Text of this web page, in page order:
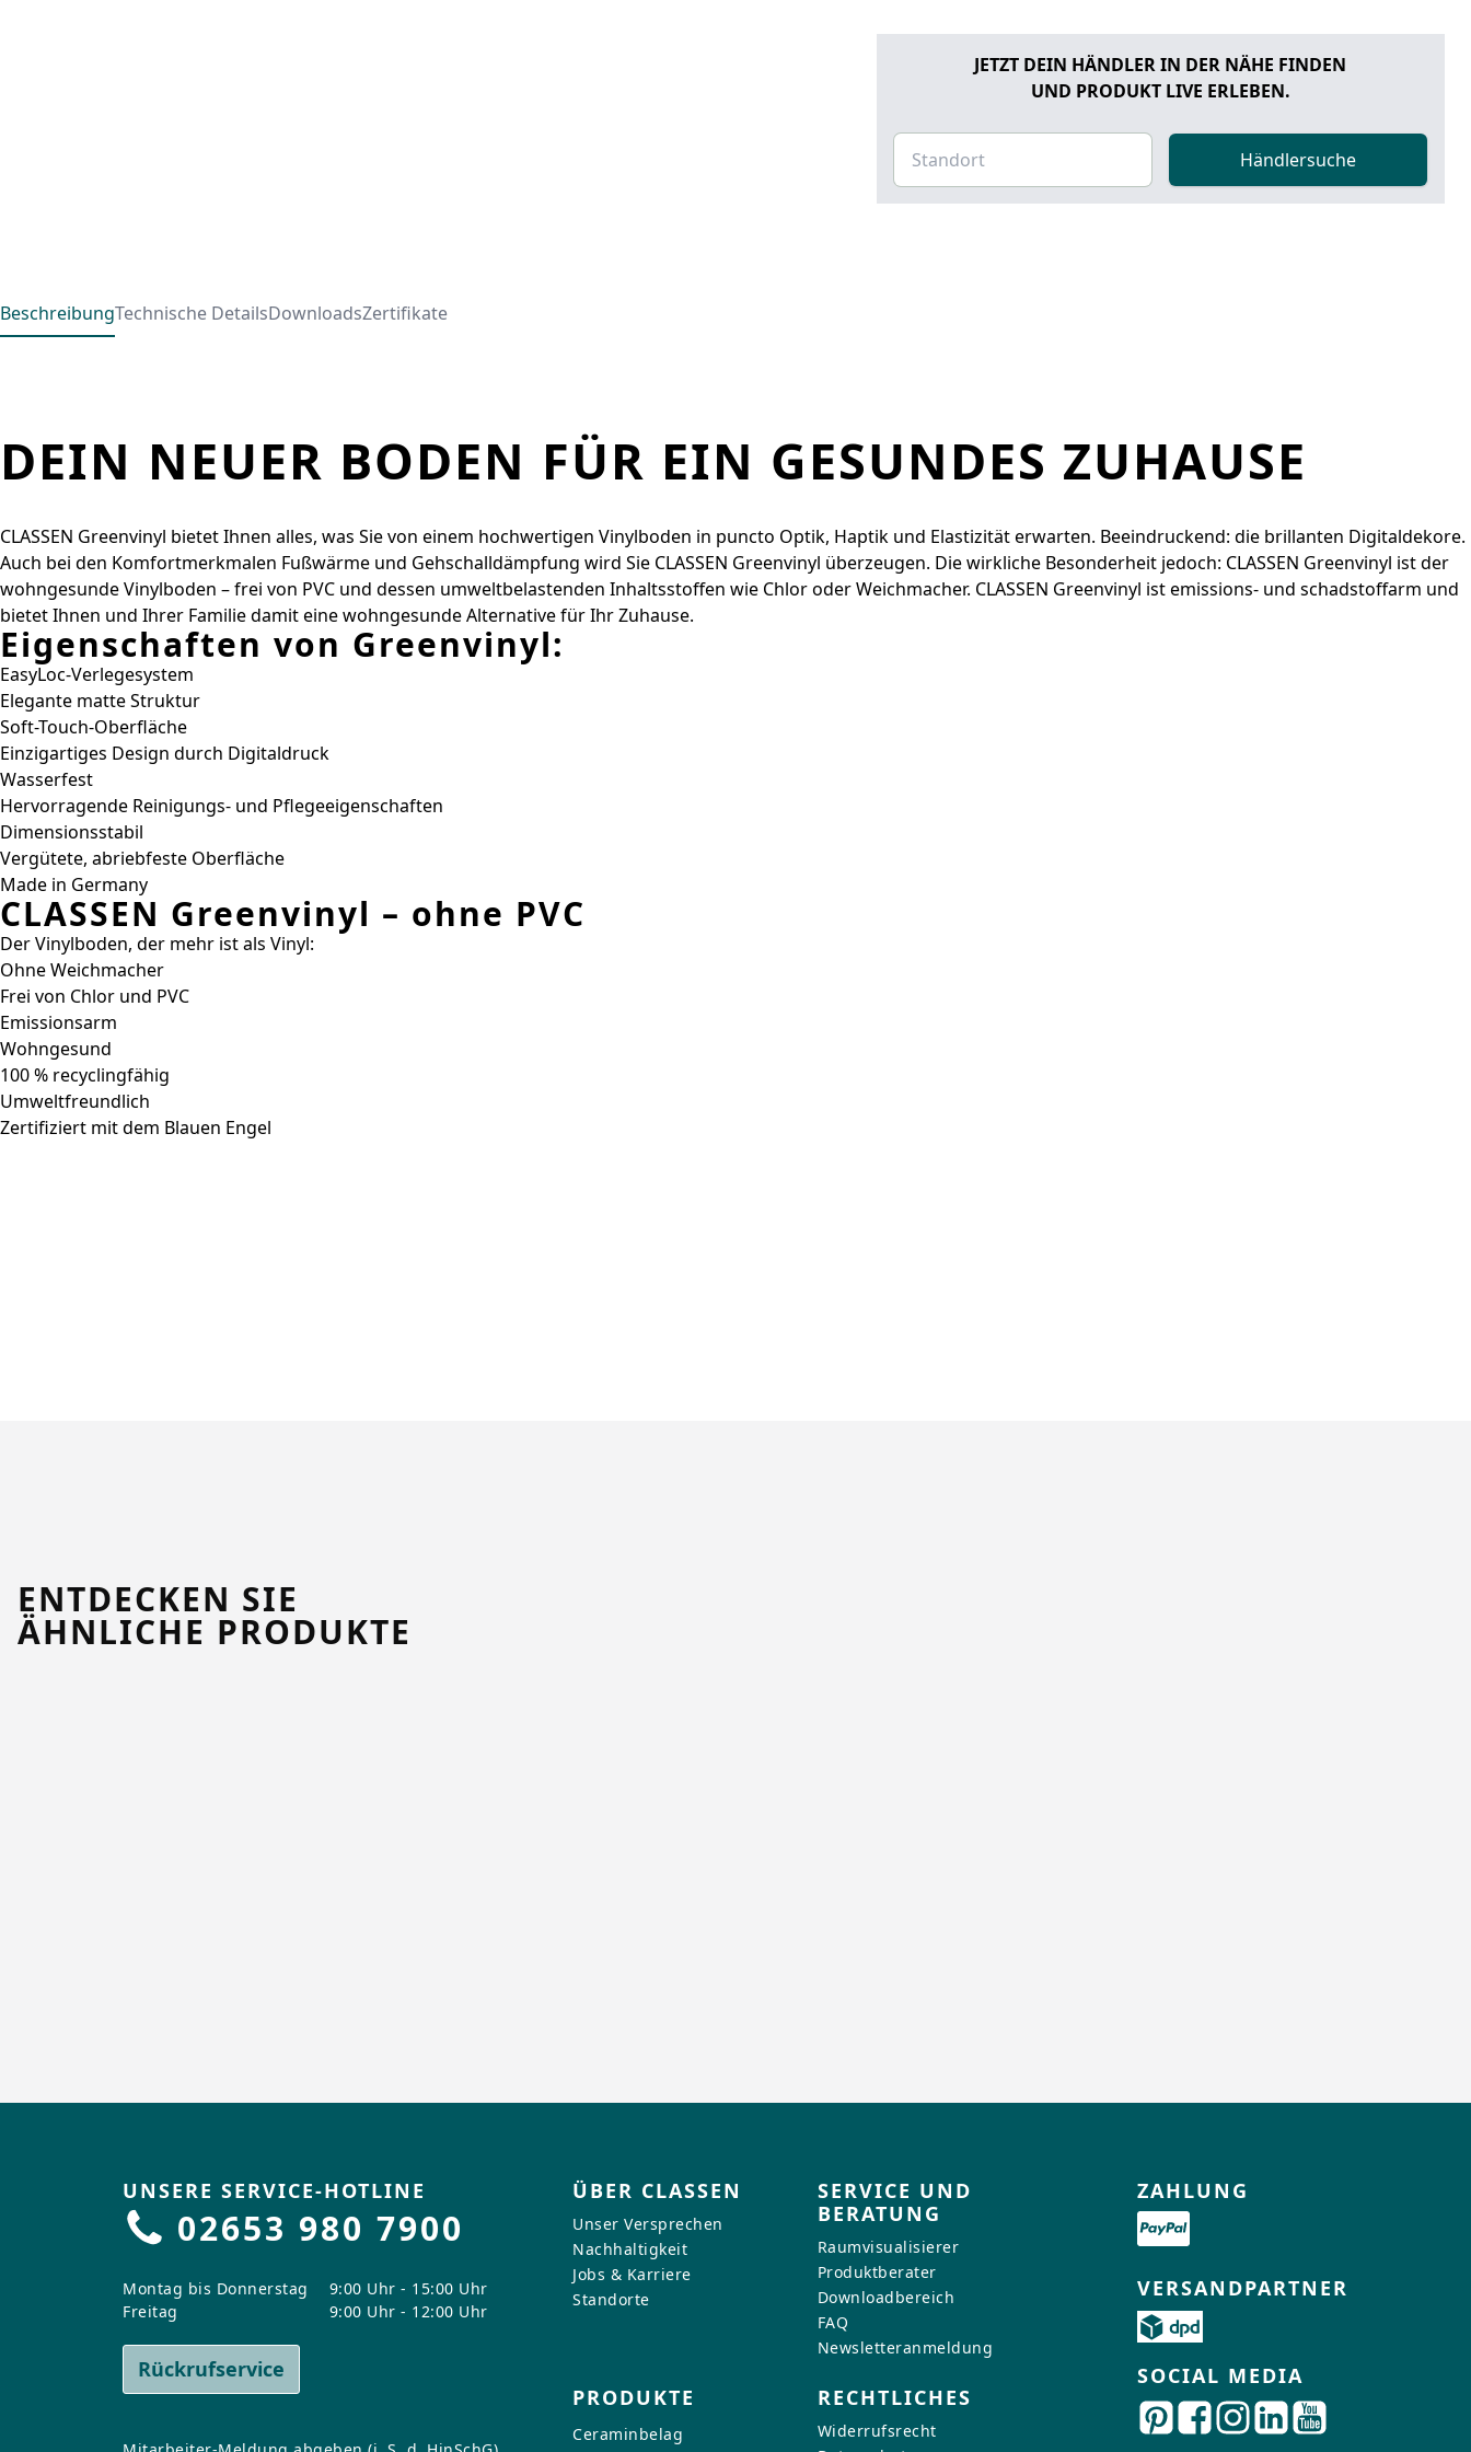
JETZT DEIN HÄNDLER IN DER NÄHE FINDEN
UND PRODUKT LIVE ERLEBEN.
Händlersuche
BeschreibungTechnische DetailsDownloadsZertifikate
DEIN NEUER BODEN FÜR EIN GESUNDES ZUHAUSE
CLASSEN Greenvinyl bietet Ihnen alles, was Sie von einem hochwertigen Vinylboden in ­puncto Optik, Haptik und Elastizität erwarten. Beeindruckend: die brillanten Digital­dekore.
Auch bei den Komfortmerkmalen Fußwärme und Gehschalldämpfung wird Sie ­CLASSEN Greenvinyl überzeugen. Die wirkliche ­Besonderheit jedoch: CLASSEN Greenvinyl ist der
wohngesunde Vinylboden – frei von PVC und dessen umwelt­belastenden Inhaltsstoffen wie Chlor oder Weichmacher. CLASSEN Greenvinyl ist emissions- und schadstoffarm und
bietet Ihnen und Ihrer Familie damit eine wohngesunde Alternative für Ihr Zuhause.
Eigenschaften von Greenvinyl:
EasyLoc-Verlegesystem
Elegante matte Struktur
Soft-Touch-Oberfläche
Einzigartiges Design durch Digitaldruck
Wasserfest
Hervorragende Reinigungs- und Pflegeeigenschaften
Dimensionsstabil
Vergütete, abriebfeste Oberfläche
Made in Germany
CLASSEN Greenvinyl – ohne PVC
Der Vinylboden, der mehr ist als Vinyl:
Ohne Weichmacher
Frei von Chlor und PVC
Emissionsarm
Wohngesund
100 % recyclingfähig
Umweltfreundlich
Zertifiziert mit dem Blauen Engel
ENTDECKEN SIE
ÄHNLICHE PRODUKTE
UNSERE SERVICE-HOTLINE
02653 980 7900
Montag bis Donnerstag
Freitag
9:00 Uhr - 15:00 Uhr
9:00 Uhr - 12:00 Uhr
Rückrufservice
ÜBER CLASSEN
Unser Versprechen
Nachhaltigkeit
Jobs & Karriere
Standorte
PRODUKTE
Ceraminbelag
SERVICE UND
BERATUNG
Raumvisualisierer
Produktberater
Downloadbereich
FAQ
Newsletteranmeldung
RECHTLICHES
Widerrufsrecht
ZAHLUNG
VERSANDPARTNER
SOCIAL MEDIA